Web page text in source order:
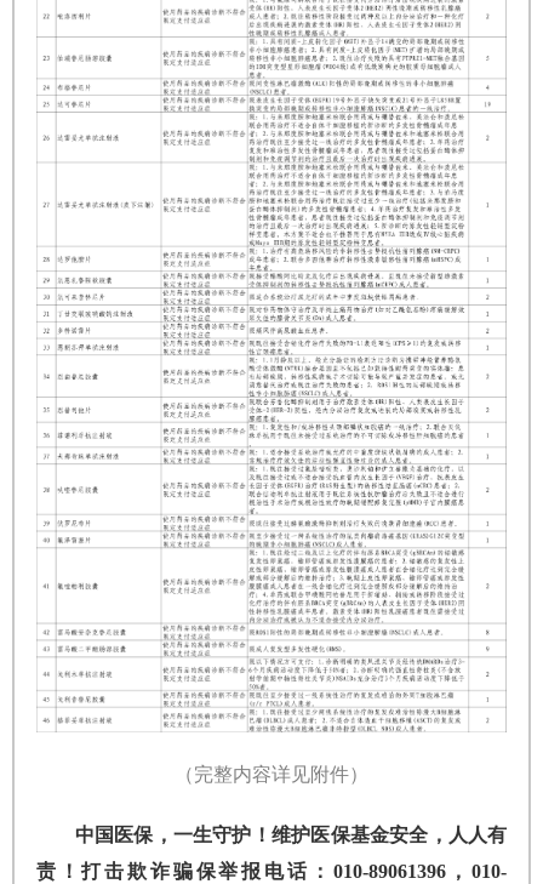
（完整内容详见附件）
中国医保，一生守护！维护医保基金安全，人人有
责！打击欺诈骗保举报电话：010-89061396，010-